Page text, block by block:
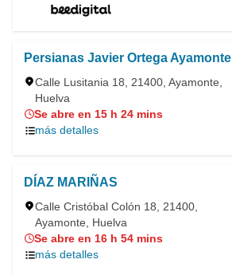
Persianas Javier Ortega Ayamonte
Calle Lusitania 18, 21400, Ayamonte,
Huelva
Se abre en 15 h 24 mins
más detalles
DÍAZ MARIÑAS
Calle Cristóbal Colón 18, 21400,
Ayamonte, Huelva
Se abre en 16 h 54 mins
más detalles